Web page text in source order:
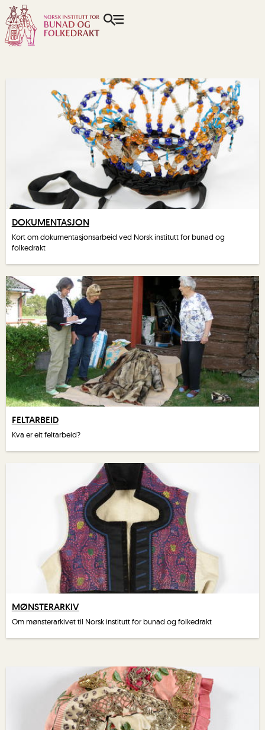
DOKUMENTASJON
Kort om dokumentasjonsarbeid ved Norsk institutt for bunad og
folkedrakt
FELTARBEID
Kva er eit feltarbeid?
MØNSTERARKIV
Om mønsterarkivet til Norsk institutt for bunad og folkedrakt